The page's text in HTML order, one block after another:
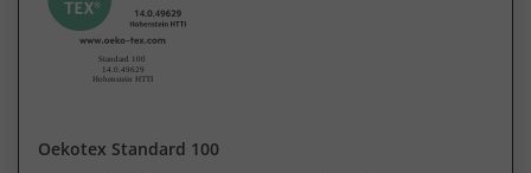
Oekotex Standard 100